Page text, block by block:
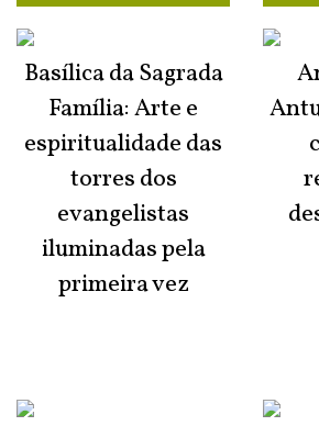
Basílica da Sagrada
Família: Arte e
espiritualidade das
torres dos
evangelistas
iluminadas pela
primeira vez